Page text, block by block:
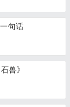
句话
兽》